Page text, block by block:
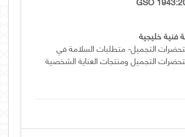
فنية خليجية
التجميل- متطلبات السلامة في
التجميل ومنتجات العناية الشخصية